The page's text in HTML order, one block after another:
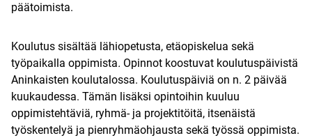
päätoimista.
Koulutus sisältää lähiopetusta, etäopiskelua sekä
työpaikalla oppimista. Opinnot koostuvat koulutuspäivistä
Aninkaisten koulutalossa. Koulutuspäiviä on n. 2 päivää
kuukaudessa. Tämän lisäksi opintoihin kuuluu
oppimistehtäviä, ryhmä- ja projektitöitä, itsenäistä
työskentelyä ja pienryhmäohjausta sekä työssä oppimista.